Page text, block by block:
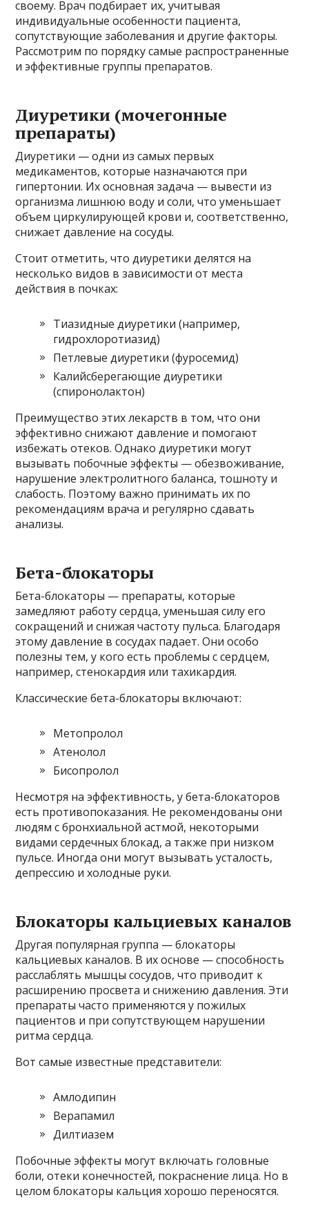
своему. Врач подбирает их, учитывая
индивидуальные особенности пациента,
сопутствующие заболевания и другие факторы.
Рассмотрим по порядку самые распространенные
и эффективные группы препаратов.
Диуретики (мочегонные
препараты)
Диуретики — одни из самых первых
медикаментов, которые назначаются при
гипертонии. Их основная задача — вывести из
организма лишнюю воду и соли, что уменьшает
объем циркулирующей крови и, соответственно,
снижает давление на сосуды.
Стоит отметить, что диуретики делятся на
несколько видов в зависимости от места
действия в почках:
Тиазидные диуретики (например,
гидрохлоротиазид)
Петлевые диуретики (фуросемид)
Калийсберегающие диуретики
(спиронолактон)
Преимущество этих лекарств в том, что они
эффективно снижают давление и помогают
избежать отеков. Однако диуретики могут
вызывать побочные эффекты — обезвоживание,
нарушение электролитного баланса, тошноту и
слабость. Поэтому важно принимать их по
рекомендациям врача и регулярно сдавать
анализы.
Бета-блокаторы
Бета-блокаторы — препараты, которые
замедляют работу сердца, уменьшая силу его
сокращений и снижая частоту пульса. Благодаря
этому давление в сосудах падает. Они особо
полезны тем, у кого есть проблемы с сердцем,
например, стенокардия или тахикардия.
Классические бета-блокаторы включают:
Метопролол
Атенолол
Бисопролол
Несмотря на эффективность, у бета-блокаторов
есть противопоказания. Не рекомендованы они
людям с бронхиальной астмой, некоторыми
видами сердечных блокад, а также при низком
пульсе. Иногда они могут вызывать усталость,
депрессию и холодные руки.
Блокаторы кальциевых каналов
Другая популярная группа — блокаторы
кальциевых каналов. В их основе — способность
расслаблять мышцы сосудов, что приводит к
расширению просвета и снижению давления. Эти
препараты часто применяются у пожилых
пациентов и при сопутствующем нарушении
ритма сердца.
Вот самые известные представители:
Aмлодипин
Верапамил
Дилтиазем
Побочные эффекты могут включать головные
боли, отеки конечностей, покраснение лица. Но в
целом блокаторы кальция хорошо переносятся.